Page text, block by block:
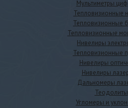
Мультиметры
Тепловизионные
Тепловизионные
Тепловизионные
Нивелиры
Тепловизионные
Нивелиры
Нивелиры
Дальномеры
Теодолиты
Угломеры и